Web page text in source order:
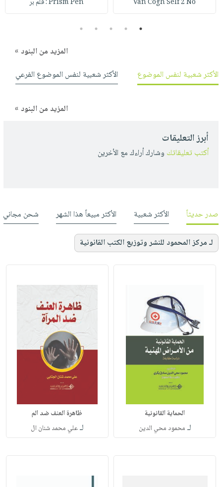
صابون
نيل
تواصل
معنا
عربة
Van Cogh Self 2 No Prism Pen : قلم بر
1
2
3
4
5
المزيد من البنود »
الأكثر شعبية لنفس الموضوع
الأكثر شعبية لنفس الموضوع الفرعي
المزيد من البنود »
أبرز التعليقات
أكتب تعليقاتك وشارك أراءك مع الأخرين
صدر حديثاً الأكثر شعبية الأكثر مبيعاً هذا الشهر شحن مجاني
لـ مركز المحمود للنشر وتوزيع الكتب القانونية
الحماية القانونية
لـ محمود محي الدين
ظاهرة العنف ضد الم
لـعلي محمد شنان ال